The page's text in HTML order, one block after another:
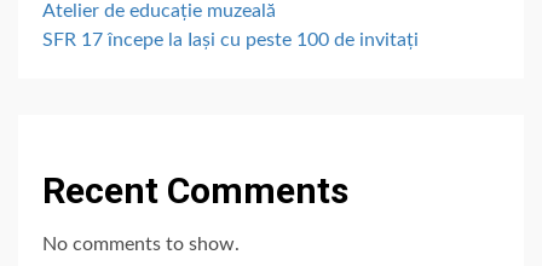
Atelier de educație muzeală
SFR 17 începe la Iași cu peste 100 de invitați
Recent Comments
No comments to show.